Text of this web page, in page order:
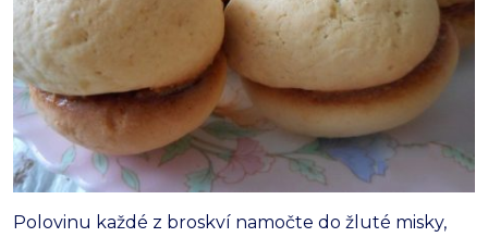
Polovinu každé z broskví namočte do žluté misky,